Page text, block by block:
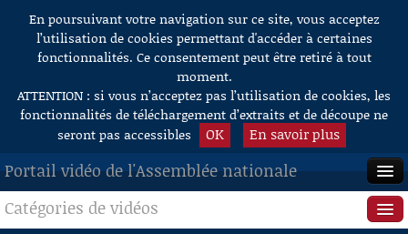
Aller au contenu
En poursuivant votre navigation sur ce site, vous acceptez
l’utilisation de cookies permettant d'accéder à certaines
fonctionnalités. Ce consentement peut être retiré à tout
moment.
ATTENTION : si vous n’acceptez pas l’utilisation de cookies, les
fonctionnalités de téléchargement d’extraits et de découpe ne
seront pas accessibles
OK En savoir plus
Portail vidéo de l'Assemblée nationale
ACCUEIL
Catégories de vidéos